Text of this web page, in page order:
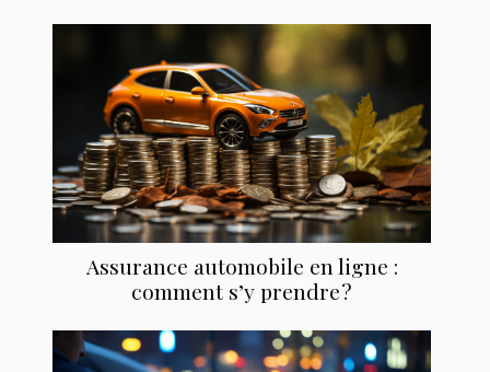
Assurance automobile en ligne :
comment s’y prendre ?